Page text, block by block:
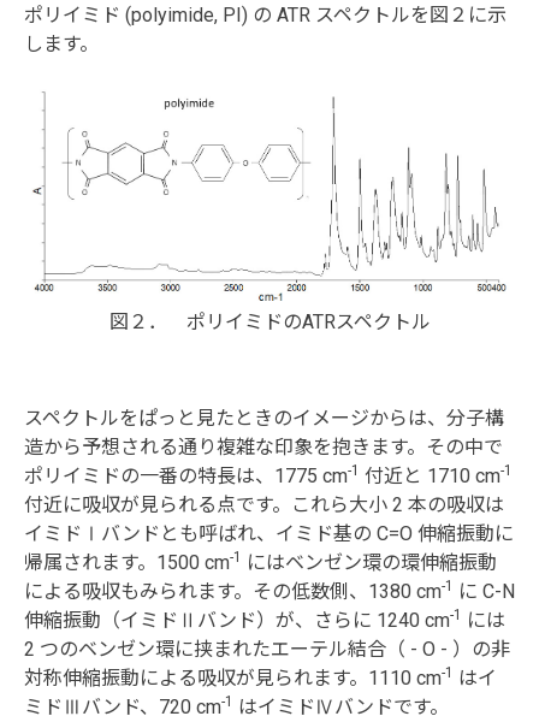
ポリイミド (polyimide, PI) の ATR スペクトルを図２に示
します。
図２． ポリイミドのATRスペクトル
スペクトルをぱっと見たときのイメージからは、分子構
造から予想される通り複雑な印象を抱きます。その中で
ポリイミドの一番の特長は、1775 cm-1 付近と 1710 cm-1
付近に吸収が見られる点です。これら大小 2 本の吸収は
イミドⅠバンドとも呼ばれ、イミド基の C=O 伸縮振動に
帰属されます。1500 cm-1
にはベンゼン環の環伸縮振動
による吸収もみられます。その低数側、1380 cm-1
に C-N
伸縮振動（イミドⅡバンド）が、さらに 1240 cm-1
には
2 つのベンゼン環に挟まれたエーテル結合（ - O - ）の非
対称伸縮振動による吸収が見られます。1110 cm-1 はイ
ミドⅢバンド、720 cm-1 はイミドⅣバンドです。